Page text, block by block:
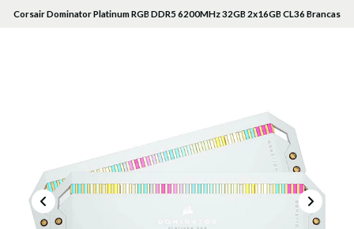
Corsair Dominator Platinum RGB DDR5 6200MHz 32GB 2x16GB CL36 Brancas